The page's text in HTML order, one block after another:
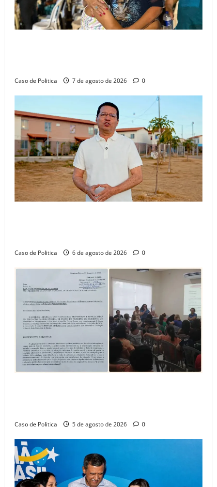
Caso de Politica 7 de agosto de 2026 0
Caso de Politica 6 de agosto de 2026 0
Caso de Politica 5 de agosto de 2026 0